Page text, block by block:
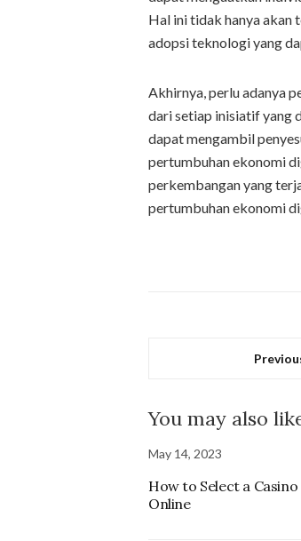
Hal ini tidak hanya akan
adopsi teknologi yang
Akhirnya, perlu adanya
dari setiap inisiatif yang
dapat mengambil
pertumbuhan ekonomi
perkembangan yang
pertumbuhan ekonomi
You may also
May 14, 2023
How to Select a Casino
Online